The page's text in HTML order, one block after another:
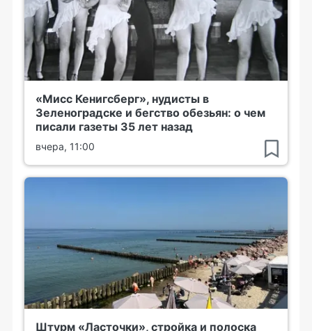
«Мисс Кенигсберг», нудисты в
Зеленоградске и бегство обезьян: о чем
писали газеты 35 лет назад
вчера, 11:00
Штурм «Ласточки», стройка и полоска